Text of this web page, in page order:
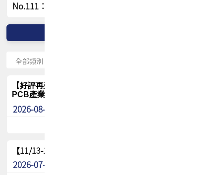
No.111：PCB全球風險布局與韌性
【好評再延長】PCB GPT 全面開放體驗延長到8月!!
PCB產業專屬 AI 知識平台
2026-08-04
【11/13-15】2026 TPCA 百岳登頂_南橫三星
2026-07-22